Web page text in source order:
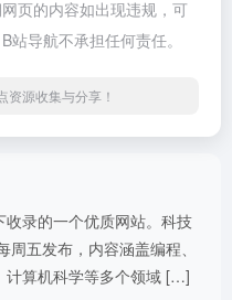
页的内容如出现违规，可
导航不承担任何责任。
资源收集与分享！
收录的一个优质网站。科技
五发布，内容涵盖编程、
计算机科学等多个领域 […]